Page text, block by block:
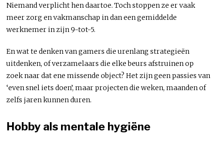
Niemand verplicht hen daartoe. Toch stoppen ze er vaak
meer zorg en vakmanschap in dan een gemiddelde
werknemer in zijn 9-tot-5.
En wat te denken van gamers die urenlang strategieën
uitdenken, of verzamelaars die elke beurs afstruinen op
zoek naar dat ene missende object? Het zijn geen passies van
‘even snel iets doen’, maar projecten die weken, maanden of
zelfs jaren kunnen duren.
Hobby als mentale hygiëne